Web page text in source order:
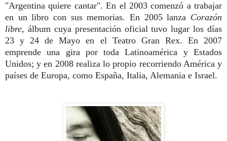
"Argentina quiere cantar". En el 2003 comenzó a trabajar
en un libro con sus memorias. En 2005 lanza Corazón
libre, álbum cuya presentación oficial tuvo lugar los días
23 y 24 de Mayo en el Teatro Gran Rex. En 2007
emprende una gira por toda Latinoamérica y Estados
Unidos; y en 2008 realiza lo propio recorriendo América y
países de Europa, como España, Italia, Alemania e Israel.